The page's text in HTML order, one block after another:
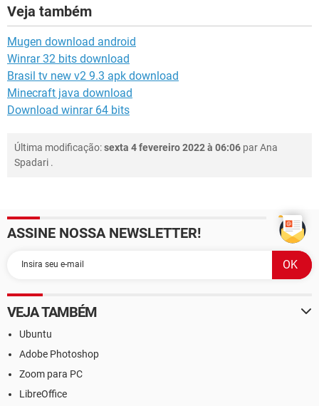
Veja também
Mugen download android
Winrar 32 bits download
Brasil tv new v2 9.3 apk download
Minecraft java download
Download winrar 64 bits
Última modificação:sexta 4 fevereiro 2022 à 06:06 parAna
Spadari .
ASSINE NOSSA NEWSLETTER!
VEJA TAMBÉM
Ubuntu
Adobe Photoshop
Zoom para PC
LibreOffice